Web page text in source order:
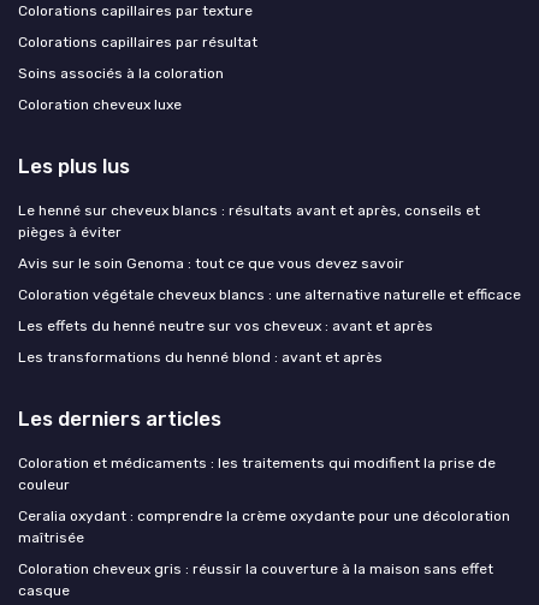
Colorations capillaires par texture
Colorations capillaires par résultat
Soins associés à la coloration
Coloration cheveux luxe
Les plus lus
Le henné sur cheveux blancs : résultats avant et après, conseils et
pièges à éviter
Avis sur le soin Genoma : tout ce que vous devez savoir
Coloration végétale cheveux blancs : une alternative naturelle et efficace
Les effets du henné neutre sur vos cheveux : avant et après
Les transformations du henné blond : avant et après
Les derniers articles
Coloration et médicaments : les traitements qui modifient la prise de
couleur
Ceralia oxydant : comprendre la crème oxydante pour une décoloration
maîtrisée
Coloration cheveux gris : réussir la couverture à la maison sans effet
casque